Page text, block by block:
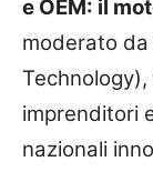
e OEM: il
moderato da
imprenditori
nazionali